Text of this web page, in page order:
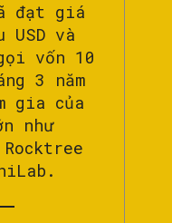
đạt giá
và
vốn 10
3 năm
gia của
như